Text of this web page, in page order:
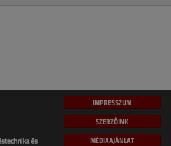
IMPRESSZUM
SZERZŐINK
MÉDIAAJÁNLAT